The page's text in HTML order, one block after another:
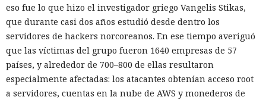
eso fue lo que hizo el investigador griego Vangelis Stikas,
que durante casi dos años estudió desde dentro los
servidores de hackers norcoreanos. En ese tiempo averiguó
que las víctimas del grupo fueron 1640 empresas de 57
países, y alrededor de 700–800 de ellas resultaron
especialmente afectadas: los atacantes obtenían acceso root
a servidores, cuentas en la nube de AWS y monederos de